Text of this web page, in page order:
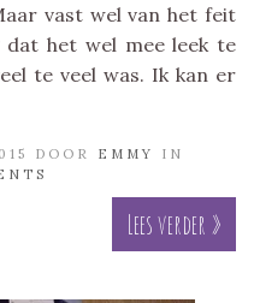
vast wel van het feit
het wel mee leek te
te veel was. Ik kan er
DOOR EMMY
IN
Lees verder »